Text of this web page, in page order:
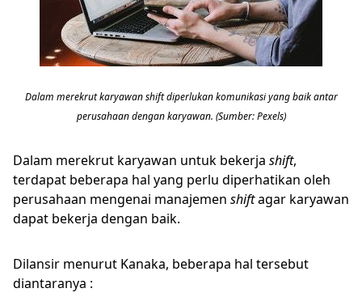
Dalam merekrut karyawan shift diperlukan komunikasi yang baik antar
perusahaan dengan karyawan. (Sumber: Pexels)
Dalam merekrut karyawan untuk bekerja shift,
terdapat beberapa hal yang perlu diperhatikan oleh
perusahaan mengenai manajemen shiftagar karyawan
dapat bekerja dengan baik.
Dilansir menurut Kanaka, beberapa hal tersebut
diantaranya :